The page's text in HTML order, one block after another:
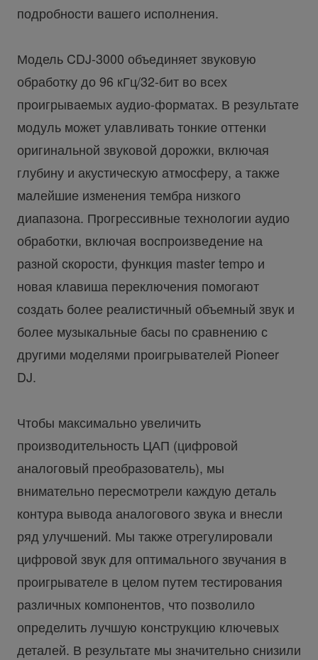
подробности вашего исполнения.
Модель CDJ-3000 объединяет звуковую
обработку до 96 кГц/32-бит во всех
проигрываемых аудио-форматах. В результате
модуль может улавливать тонкие оттенки
оригинальной звуковой дорожки, включая
глубину и акустическую атмосферу, а также
малейшие изменения тембра низкого
диапазона. Прогрессивные технологии аудио
обработки, включая воспроизведение на
разной скорости, функция master tempo и
новая клавиша переключения помогают
создать более реалистичный объемный звук и
более музыкальные басы по сравнению с
другими моделями проигрывателей Pioneer
DJ.
Чтобы максимально увеличить
производительность ЦАП (цифровой
аналоговый преобразователь), мы
внимательно пересмотрели каждую деталь
контура вывода аналогового звука и внесли
ряд улучшений. Мы также отрегулировали
цифровой звук для оптимального звучания в
проигрывателе в целом путем тестирования
различных компонентов, что позволило
определить лучшую конструкцию ключевых
деталей. В результате мы значительно снизили